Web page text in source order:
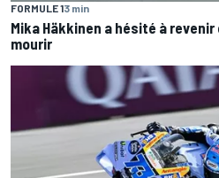
FORMULE 13 min
Mika Häkkinen a hésité à
mourir